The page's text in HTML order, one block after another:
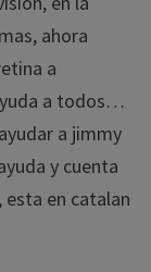
ahora
a
a todos…
a jimmy
y cuenta
esta en catalan